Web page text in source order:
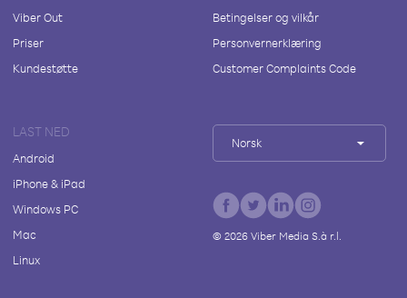
Viber Out
Priser
Kundestøtte
Betingelser og vilkår
Personvernerklæring
Customer Complaints Code
LAST NED
Android
iPhone & iPad
Windows PC
Mac
Linux
Norsk
© 2026Viber Media S.à r.l.